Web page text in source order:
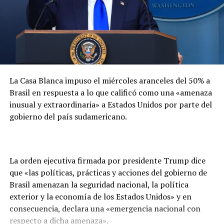
De prosperar la acusación, el empresario podría
enfrentar una pena de12 a 30 años de prisión
homicidio calificado.
La Casa Blanca impuso el miércoles aranceles del 50% a
Brasil en respuesta a lo que calificó como una «amenaza
inusual y extraordinaria» a Estados Unidos por parte del
gobierno del país sudamericano.
La orden ejecutiva firmada por presidente Trump dice
que «las políticas, prácticas y acciones del gobierno de
Brasil amenazan la seguridad nacional, la política
exterior y la economía de los Estados Unidos» y en
consecuencia, declara una «emergencia nacional con
respecto a dicha amenaza».